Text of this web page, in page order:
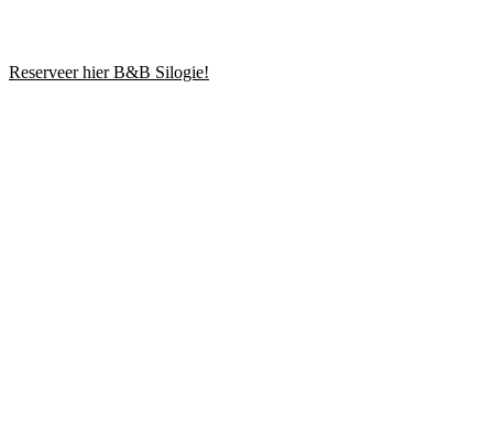
Reserveer hier B&B Silogie!